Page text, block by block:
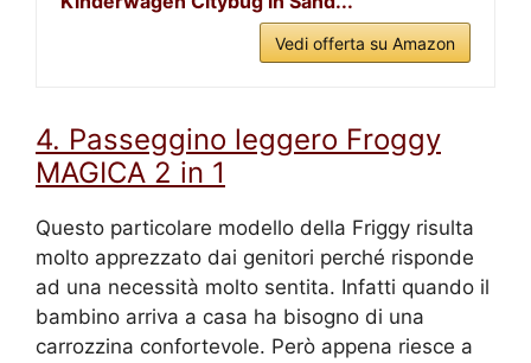
Vedi offerta su Amazon
4. Passeggino leggero Froggy
MAGICA 2 in 1
Questo particolare modello della Friggy risulta
molto apprezzato dai genitori perché risponde
ad una necessità molto sentita. Infatti quando il
bambino arriva a casa ha bisogno di una
carrozzina confortevole. Però appena riesce a